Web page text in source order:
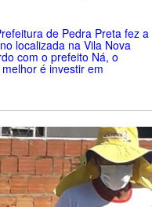
de Pedra Preta fez a
localizada na Vila Nova
com o prefeito Ná, o
é investir em